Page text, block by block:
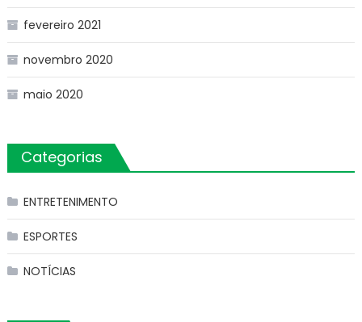
fevereiro 2021
novembro 2020
maio 2020
Categorias
ENTRETENIMENTO
ESPORTES
NOTÍCIAS